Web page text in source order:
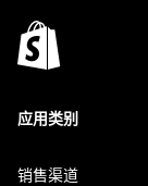
应用类别
销售渠道